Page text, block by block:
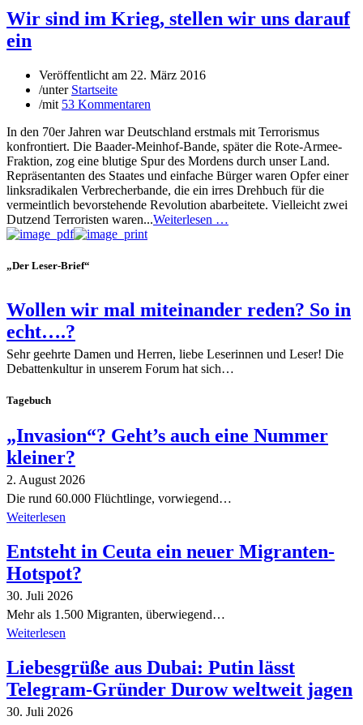
Wir sind im Krieg, stellen wir uns darauf
ein
Veröffentlicht am 22. März 2016
/unter Startseite
/mit 53 Kommentaren
In den 70er Jahren war Deutschland erstmals mit Terrorismus
konfrontiert. Die Baader-Meinhof-Bande, später die Rote-Armee-
Fraktion, zog eine blutige Spur des Mordens durch unser Land.
Repräsentanten des Staates und einfache Bürger waren Opfer einer
linksradikalen Verbrecherbande, die ein irres Drehbuch für die
vermeintlich bevorstehende Revolution abarbeitete. Vielleicht zwei
Dutzend Terroristen waren...Weiterlesen …
„Der Leser-Brief“
Wollen wir mal miteinander reden? So in
echt….?
Sehr geehrte Damen und Herren, liebe Leserinnen und Leser! Die
Debattenkultur in unserem Forum hat sich…
Tagebuch
„Invasion“? Geht’s auch eine Nummer
kleiner?
2. August 2026
Die rund 60.000 Flüchtlinge, vorwiegend…
Weiterlesen
Entsteht in Ceuta ein neuer Migranten-
Hotspot?
30. Juli 2026
Mehr als 1.500 Migranten, überwiegend…
Weiterlesen
Liebesgrüße aus Dubai: Putin lässt
Telegram-Gründer Durow weltweit jagen
30. Juli 2026